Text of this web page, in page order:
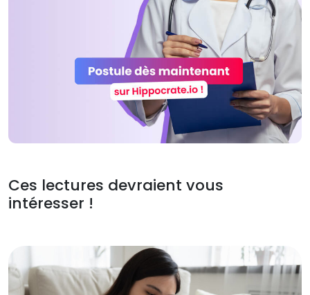
Ces lectures devraient vous
intéresser !